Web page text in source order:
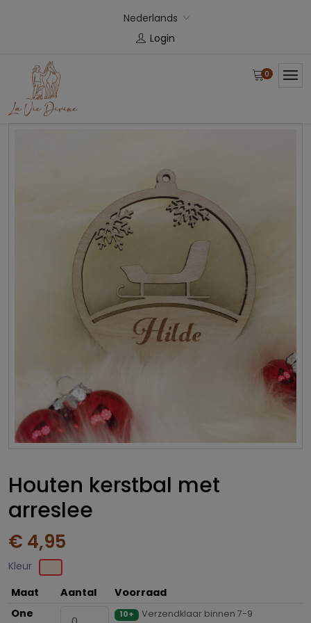
Nederlands
Login
0
Houten kerstbal met
arreslee
€ 4,95
Kleur
Maat
Aantal
Voorraad
One
10+
Verzendklaar binnen 7-9